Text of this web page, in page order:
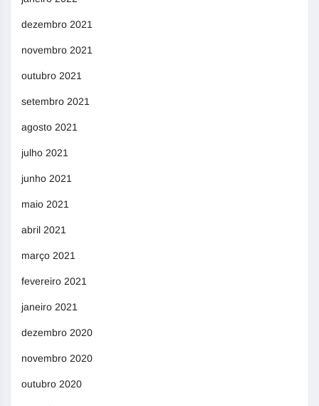
dezembro 2021
novembro 2021
outubro 2021
setembro 2021
agosto 2021
julho 2021
junho 2021
maio 2021
abril 2021
março 2021
fevereiro 2021
janeiro 2021
dezembro 2020
novembro 2020
outubro 2020